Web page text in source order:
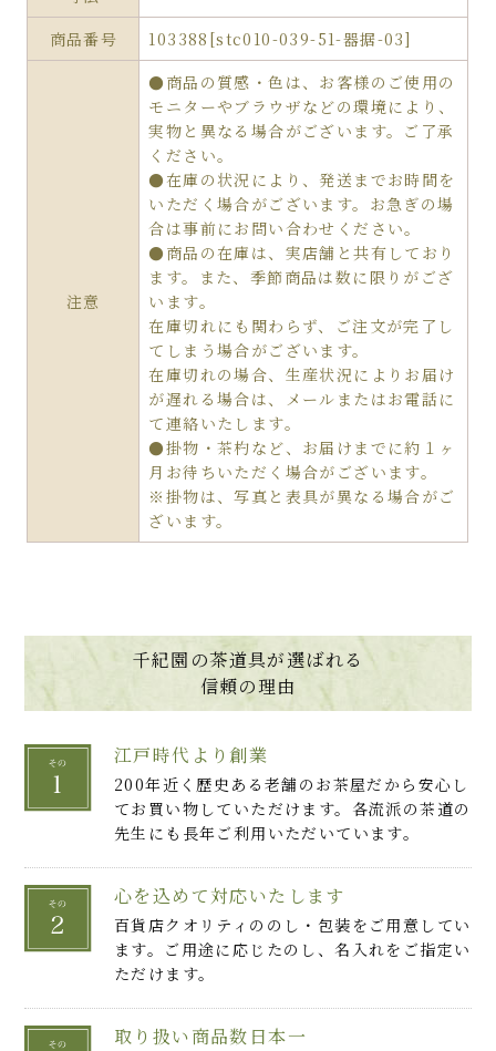
商品番号
103388[stc010-039-51-器据-03]
注意
●商品の質感・色は、お客様のご使用の
モニターやブラウザなどの環境により、
実物と異なる場合がございます。ご了承
ください。
●在庫の状況により、発送までお時間を
いただく場合がございます。お急ぎの場
合は事前にお問い合わせください。
●商品の在庫は、実店舗と共有しており
ます。また、季節商品は数に限りがござ
います。
在庫切れにも関わらず、ご注文が完了し
てしまう場合がございます。
在庫切れの場合、生産状況によりお届け
が遅れる場合は、メールまたはお電話に
て連絡いたします。
●掛物・茶杓など、お届けまでに約１ヶ
月お待ちいただく場合がございます。
※掛物は、写真と表具が異なる場合がご
ざいます。
千紀園の茶道具が選ばれる
信頼の理由
江戸時代より創業
200年近く歴史ある老舗のお茶屋だから安心し
てお買い物していただけます。各流派の茶道の
先生にも長年ご利用いただいています。
心を込めて対応いたします
百貨店クオリティののし・包装をご用意してい
ます。ご用途に応じたのし、名入れをご指定い
ただけます。
取り扱い商品数日本一